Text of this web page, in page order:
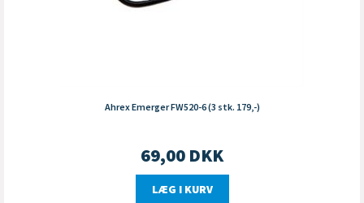
Ahrex Emerger FW520-6 (3 stk. 179,-)
69,00 DKK
LÆG I KURV